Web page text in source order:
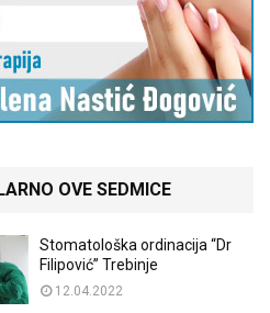
OVE SEDMICE
Stomatološka ordinacija “Dr
Filipović” Trebinje
12.04.2022